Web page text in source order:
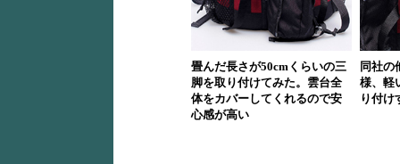
畳んだ長さが50cmくらいの三
脚を取り付けてみた。雲台全
体をカバーしてくれるので安
心感が高い
同社の
様、軽
り付け